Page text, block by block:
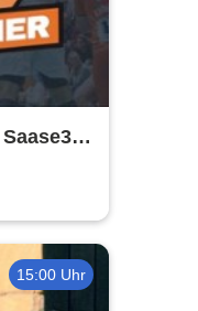
Siebold-
15:00 Uhr